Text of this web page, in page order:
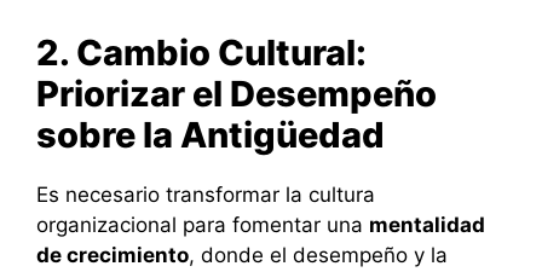
2. Cambio Cultural:
Priorizar el Desempeño
sobre la Antigüedad
Es necesario transformar la cultura
organizacional para fomentar una mentalidad
de crecimiento, donde el desempeño y la